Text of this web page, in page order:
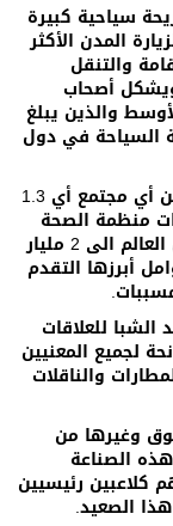
سياحية كبيرة
المدن الأكثر
والتنقل
أصحاب
والذين يبلغ
السياحة في دول
ويشكل أصحاب الهمم ما نسبته 10 -15 % من أي مجتمع أي 1.3
منظمة الصحة
العالمية، ومن المتوقع ارتفاع اعدادهم حول العالم الى 2 مليار
العوامل أبرزها التقدم
للعلاقات
لجميع المعنيين
والناقلات
وغيرها من
الصناعة
كلاعبين رئيسيين
الصعيد.